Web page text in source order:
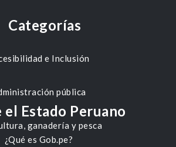
Categorías
e Inclusión
pública
ganadería y pesca
el Estado Peruano
¿Qué es Gob.pe?